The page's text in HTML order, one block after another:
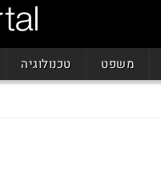
משפט טכנולוגיה